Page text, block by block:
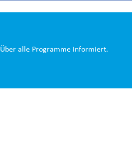
Über alle Programme informiert.